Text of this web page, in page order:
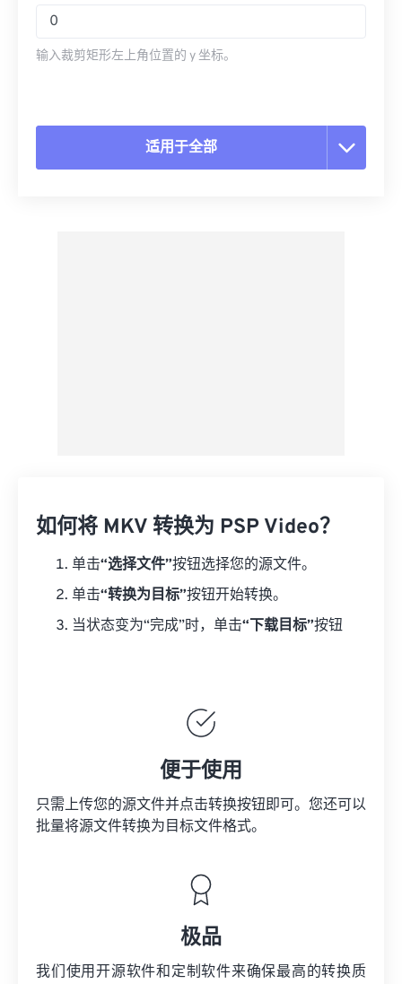
输入裁剪矩形左上角位置的 y 坐标。
适用于全部
如何将 MKV 转换为 PSP Video？
单击“选择文件”按钮选择您的源文件。
单击“转换为目标”按钮开始转换。
当状态变为“完成”时，单击“下载目标”按钮
便于使用
只需上传您的源文件并点击转换按钮即可。您还可以
批量将源文件转换为目标文件格式。
极品
我们使用开源软件和定制软件来确保最高的转换质